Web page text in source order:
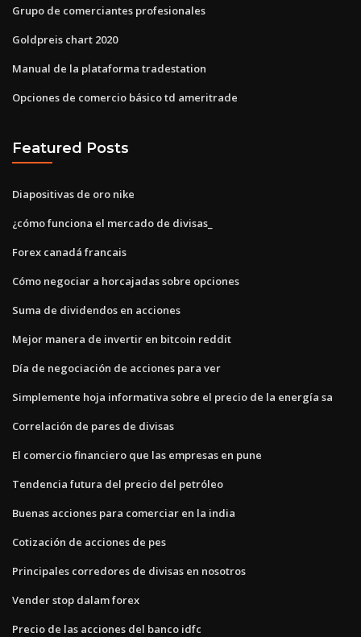
Grupo de comerciantes profesionales
Goldpreis chart 2020
Manual de la plataforma tradestation
Opciones de comercio básico td ameritrade
Featured Posts
Diapositivas de oro nike
¿cómo funciona el mercado de divisas_
Forex canadá francais
Cómo negociar a horcajadas sobre opciones
Suma de dividendos en acciones
Mejor manera de invertir en bitcoin reddit
Día de negociación de acciones para ver
Simplemente hoja informativa sobre el precio de la energía sa
Correlación de pares de divisas
El comercio financiero que las empresas en pune
Tendencia futura del precio del petróleo
Buenas acciones para comerciar en la india
Cotización de acciones de pes
Principales corredores de divisas en nosotros
Vender stop dalam forex
Precio de las acciones del banco idfc